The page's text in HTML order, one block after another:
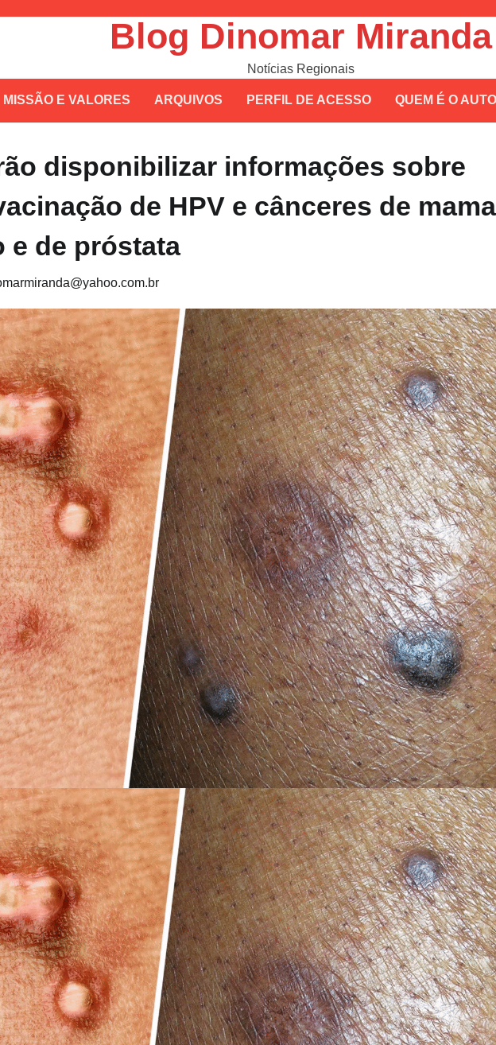
Blog Dinomar Miranda
Notícias Regionais
MISSÃO E VALORES ARQUIVOS PERFIL DE ACESSO QUEM É O
disponibilizar informações sobre
de HPV e cânceres de
e de próstata